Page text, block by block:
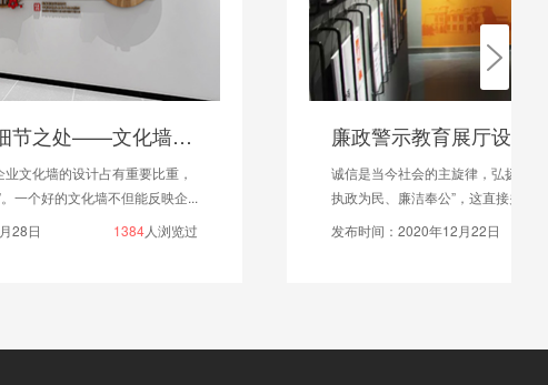
廉政警示教育展厅设计建设有什么意义？
诚信是当今社会的主旋律，弘扬“廉洁自律、反腐倡廉、
执政为民、廉洁奉公”，这直接关系到每个人，可以通...
发布时间：2020年12月22日
1596人浏览过